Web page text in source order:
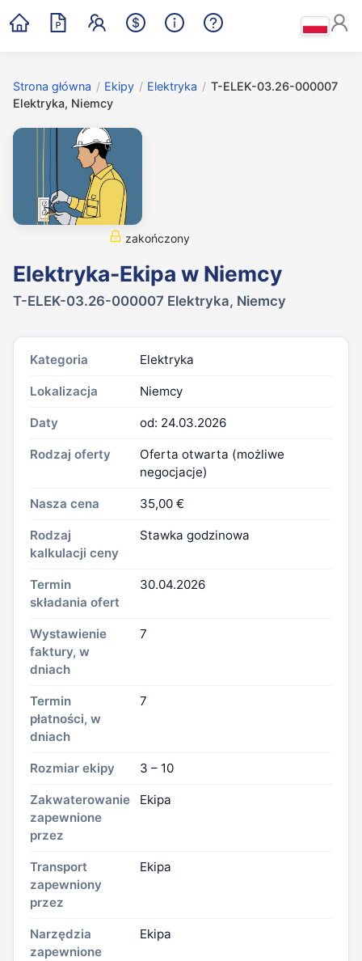
Strona główna / Ekipy / Elektryka / T-ELEK-03.26-000007
Elektryka, Niemcy
zakończony
Elektryka-Ekipa w Niemcy
T-ELEK-03.26-000007 Elektryka, Niemcy
Kategoria Elektryka
Lokalizacja Niemcy
Daty od: 24.03.2026
Rodzaj oferty
Oferta otwarta (możliwe
negocjacje)
Nasza cena 35,00 €
Rodzaj
kalkulacji ceny
Stawka godzinowa
Termin
składania ofert
30.04.2026
Wystawienie
faktury, w
dniach
7
Termin
płatności, w
dniach
7
Rozmiar ekipy 3 – 10
Zakwaterowanie
zapewnione
przez
Ekipa
Transport
zapewniony
przez
Ekipa
Narzędzia
zapewnione
Ekipa